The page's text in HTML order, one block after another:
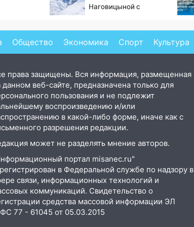
Наговицыной с
Общество Экономика Спорт Культура
права защищены. Вся информация, размещенная
данном веб-сайте, предназначена только для
пользования и не подлежит
воспроизведению и/или
в какой-либо форме, иначе как с
разрешения редакции.
может не разделять мнение авторов.
портал misanec.ru"
в Федеральной службе по надзору в
связи, информационных технологий и
коммуникаций. Свидетельство о
средства массовой информации ЭЛ
77 - 61045 от 05.03.2015